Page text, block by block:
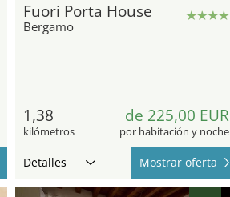
Fuori Porta House
Bergamo
1,38
kilómetros
de 225,00 EUR
por habitación y noche
Detalles Mostrar oferta